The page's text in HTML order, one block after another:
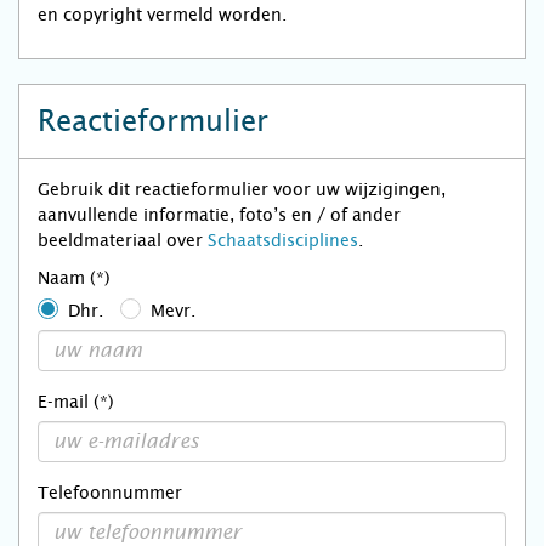
en copyright vermeld worden.
Reactieformulier
Gebruik dit reactieformulier voor uw wijzigingen,
aanvullende informatie, foto’s en / of ander
beeldmateriaal over Schaatsdisciplines
Naam (*)
Dhr.
Mevr.
E-mail (*)
Telefoonnummer